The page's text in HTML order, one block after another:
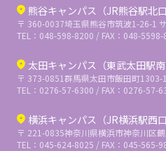
熊谷キャンパス（JR熊谷駅北口
〒 360-0037埼玉県熊谷市筑波1-26-1
TEL：048-598-8200 / FAX：048-5598-
太田キャンパス（東武太田駅南
〒 373-0851群馬県太田市飯田町1303-
TEL：0276-57-6300 / FAX：0276-57-
横浜キャンパス（JR横浜駅西
〒 221-0835神奈川県横浜市神奈川区
TEL：045-624-8025 / FAX：045-565-